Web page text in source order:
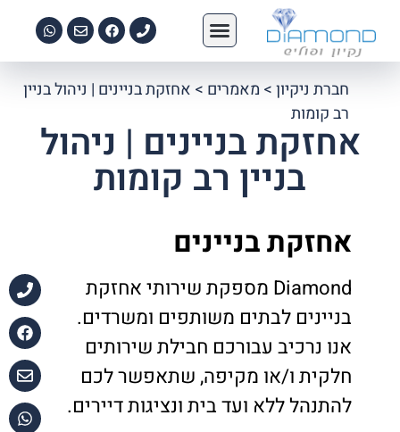
חברת ניקיון> מאמרים > אחזקת בניינים | ניהול בניין
רב קומות
אחזקת בניינים | ניהול
בניין רב קומות
אחזקת בניינים
Diamond מספקת שירותי אחזקת
בניינים לבתים משותפים ומשרדים.
אנו נרכיב עבורכם חבילת שירותים
חלקית ו/או מקיפה, שתאפשר לכם
להתנהל ללא ועד בית ונציגות דיירים.